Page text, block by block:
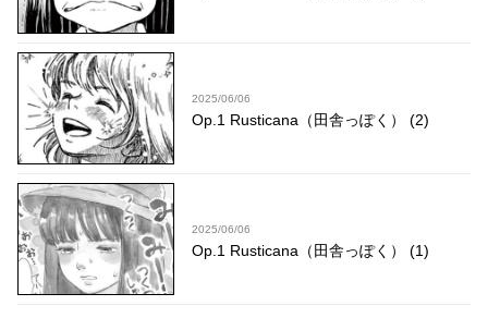
2025/06/06
Op.1 Rusticana（田舎っぽく） (2)
2025/06/06
Op.1 Rusticana（田舎っぽく） (1)